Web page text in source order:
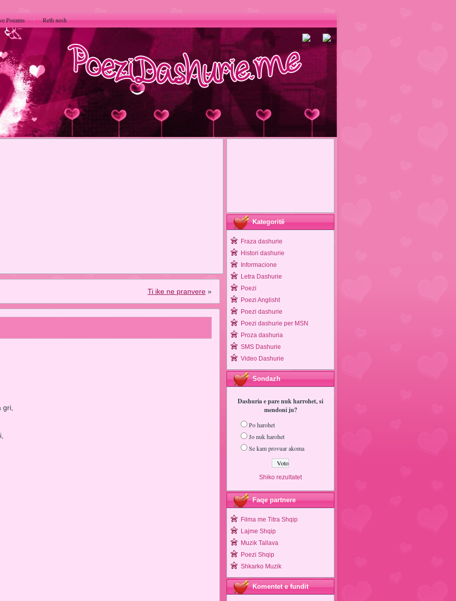
Poeams Reth nesh
Ti ike ne pranvere »
Kategoritë
Fraza dashurie
Histori dashurie
Informacione
Letra Dashurie
Poezi
Poezi Anglisht
Poezi dashurie
Poezi dashurie per MSN
Proza dashuria
SMS Dashurie
Video Dashurie
Sondazh
Dashuria e pare nuk harrohet, si
mendoni ju?
Po harohet
Jo nuk harohet
Se kam provuar akoma
Shiko rezultatet
Faqe partnere
Filma me Titra Shqip
Lajme Shqip
Muzik Tallava
Poezi Shqip
Shkarko Muzik
Komentet e fundit